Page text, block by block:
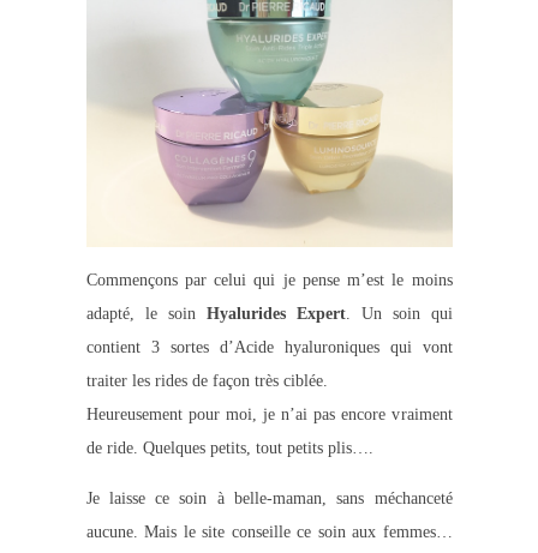
Commençons par celui qui je pense m’est le moins
adapté, le soin Hyalurides Expert. Un soin qui
contient 3 sortes d’Acide hyaluroniques qui vont
traiter les rides de façon très ciblée.
Heureusement pour moi, je n’ai pas encore vraiment
de ride. Quelques petits, tout petits plis….
Je laisse ce soin à belle-maman, sans méchanceté
aucune. Mais le site conseille ce soin aux femmes…